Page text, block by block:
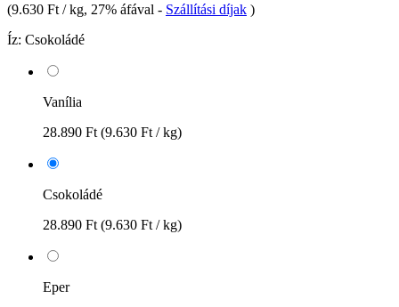
(9.630 Ft / kg, 27% áfával - Szállítási díjak )
Íz: Csokoládé
Vanília
28.890 Ft (9.630 Ft / kg)
Csokoládé
28.890 Ft (9.630 Ft / kg)
Eper